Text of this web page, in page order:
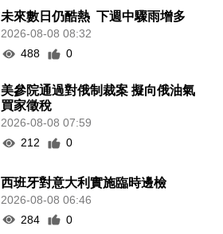
未來數日仍酷熱 下週中驟雨增多
2026-08-08 08:32
488
0
美參院通過對俄制裁案 擬向俄油氣
買家徵稅
2026-08-08 07:59
212
0
西班牙對意大利實施臨時邊檢
2026-08-08 06:46
284
0